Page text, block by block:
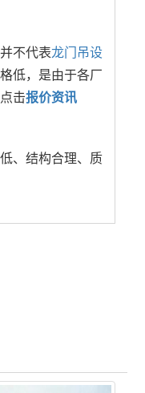
不代表龙门吊设
低，是由于各厂
击报价资讯
、结构合理、质